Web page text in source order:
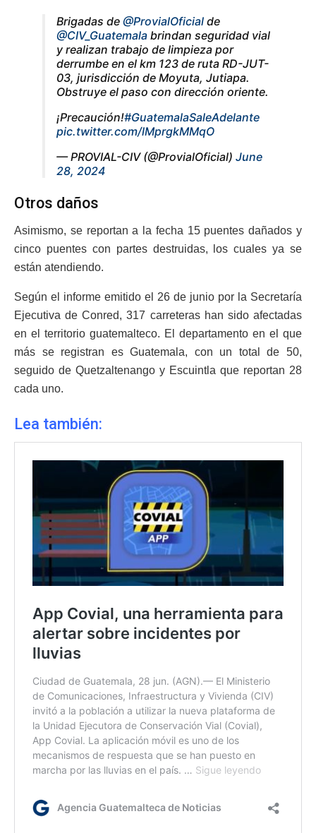
Brigadas de @ProvialOficial de
@CIV_Guatemala brindan seguridad vial
y realizan trabajo de limpieza por
derrumbe en el km 123 de ruta RD-JUT-
03, jurisdicción de Moyuta, Jutiapa.
Obstruye el paso con dirección oriente.
¡Precaución!#GuatemalaSaleAdelante
pic.twitter.com/lMprgkMMqO
— PROVIAL-CIV (@ProvialOficial) June
28, 2024
Otros daños
Asimismo, se reportan a la fecha 15 puentes dañados y
cinco puentes con partes destruidas, los cuales ya se
están atendiendo.
Según el informe emitido el 26 de junio por la Secretaría
Ejecutiva de Conred, 317 carreteras han sido afectadas
en el territorio guatemalteco. El departamento en el que
más se registran es Guatemala, con un total de 50,
seguido de Quetzaltenango y Escuintla que reportan 28
cada uno.
Lea también: